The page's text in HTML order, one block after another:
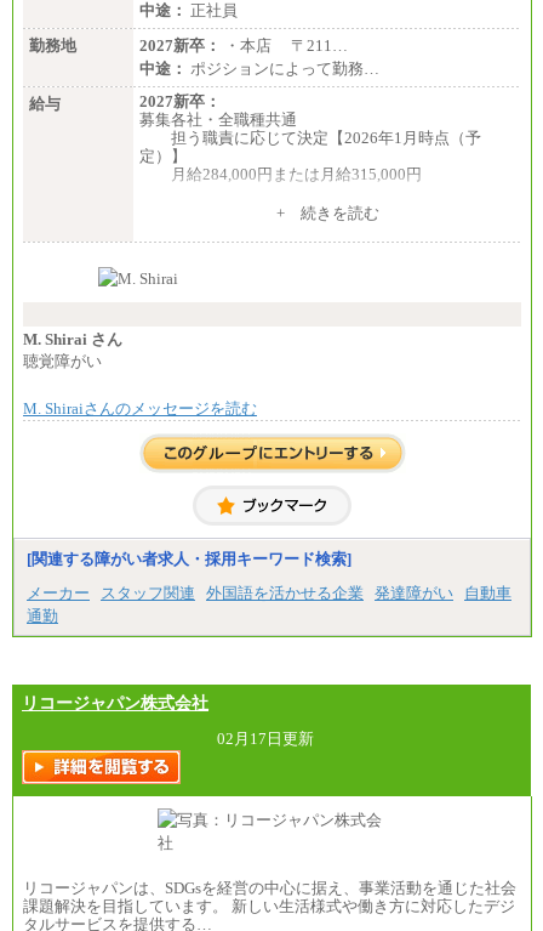
中途： 正社員
勤務地
2027新卒：
・本店 〒211…
中途： ポジションによって勤務…
給与
2027新卒：
募集各社・全職種共通
担う職責に応じて決定【2026年1月時点（予
定）】
月給284,000円または月給315,000円
※入社後早期から、自律的な業務遂行が求めら
す。
い職責を担う方については、さらに高い金額を個別
※上記に加え、所定労働時間外に勤務をした場
※試用期間中も給与に変更はございません。
＜募集各社・全職種共通＞
月給21万円以上～
※試用期間中の給与に変更はありません。
ます。
+ 続きを読む
M. Shirai さん
聴覚障がい
M. Shiraiさんのメッセージを読む
[関連する障がい者求人・採用キーワード検索]
メーカー
スタッフ関連 外国語を活かせる企業 発達障がい
自動車
通勤
リコージャパン株式会社
02月17日更新
リコージャパンは、SDGsを経営の中心に据え、事業活動を通じた社会
課題解決を目指しています。 新しい生活様式や働き方に対応したデジ
タルサービスを提供する…